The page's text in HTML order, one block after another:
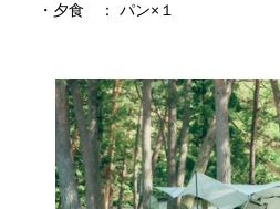
・夕食 ： パン×１